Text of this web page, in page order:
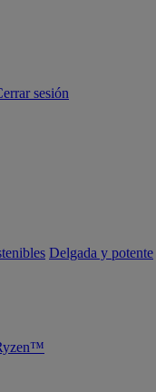
sesión
Delgada y potente